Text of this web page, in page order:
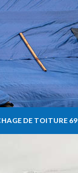
DE TOITURE 69